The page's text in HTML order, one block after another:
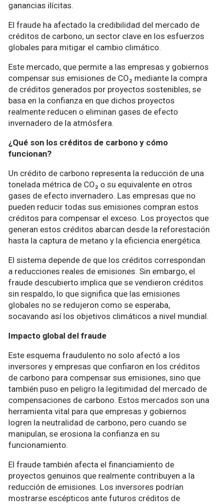
ganancias ilícitas.
El fraude ha afectado la credibilidad del mercado de
créditos de carbono, un sector clave en los esfuerzos
globales para mitigar el cambio climático.
Este mercado, que permite a las empresas y gobiernos
compensar sus emisiones de CO₂ mediante la compra
de créditos generados por proyectos sostenibles, se
basa en la confianza en que dichos proyectos
realmente reducen o eliminan gases de efecto
invernadero de la atmósfera.
¿Qué son los créditos de carbono y cómo
funcionan?
Un crédito de carbono representa la reducción de una
tonelada métrica de CO₂ o su equivalente en otros
gases de efecto invernadero. Las empresas que no
pueden reducir todas sus emisiones compran estos
créditos para compensar el exceso. Los proyectos que
generan estos créditos abarcan desde la reforestación
hasta la captura de metano y la eficiencia energética.
El sistema depende de que los créditos correspondan
a reducciones reales de emisiones. Sin embargo, el
fraude descubierto implica que se vendieron créditos
sin respaldo, lo que significa que las emisiones
globales no se redujeron como se esperaba,
socavando así los objetivos climáticos a nivel mundial.
Impacto global del fraude
Este esquema fraudulento no solo afectó a los
inversores y empresas que confiaron en los créditos
de carbono para compensar sus emisiones, sino que
también puso en peligro la legitimidad del mercado de
compensaciones de carbono. Estos mercados son una
herramienta vital para que empresas y gobiernos
logren la neutralidad de carbono, pero cuando se
manipulan, se erosiona la confianza en su
funcionamiento.
El fraude también afecta el financiamiento de
proyectos genuinos que realmente contribuyen a la
reducción de emisiones. Los inversores podrían
mostrarse escépticos ante futuros créditos de